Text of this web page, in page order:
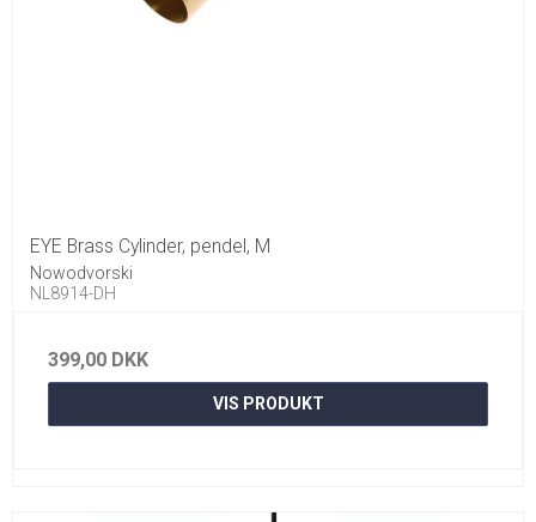
EYE Brass Cylinder, pendel, M
Nowodvorski
NL8914-DH
399,00 DKK
VIS PRODUKT